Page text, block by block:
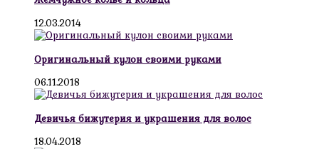
12.03.2014
Оригинальный кулон своими руками
06.11.2018
Девичья бижутерия и украшения для волос
18.04.2018